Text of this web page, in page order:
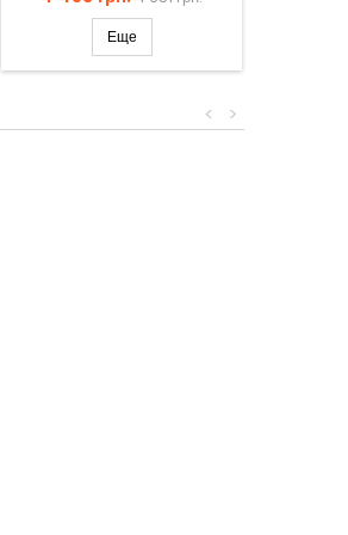
Еще
>
<